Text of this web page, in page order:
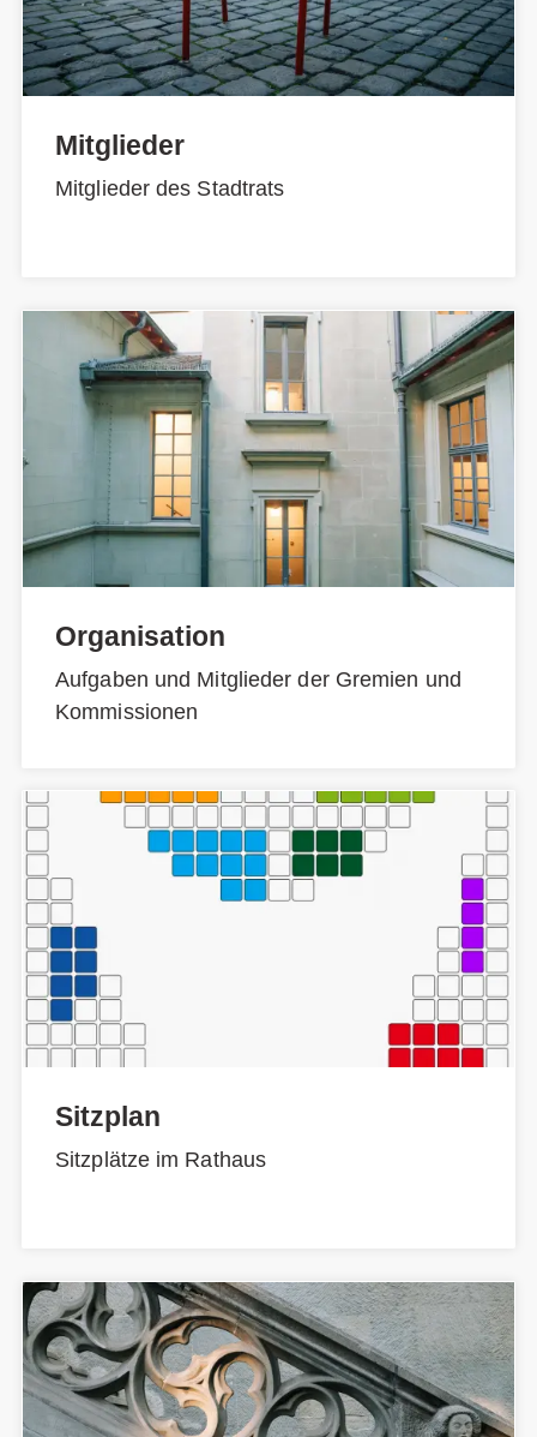
Mitglieder
Mitglieder des Stadtrats
Organisation
Aufgaben und Mitglieder der Gremien und
Kommissionen
Sitzplan
Sitzplätze im Rathaus